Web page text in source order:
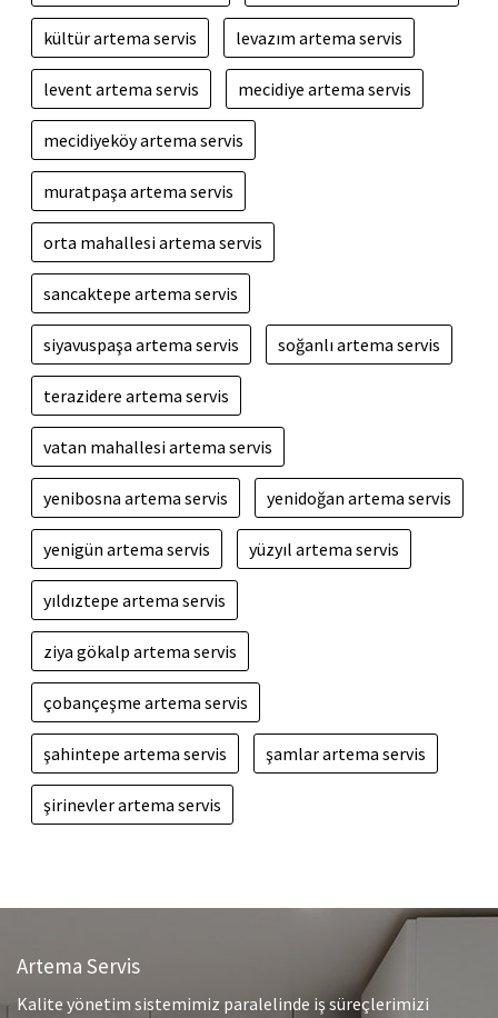
kültür artema servis levazım artema servis
levent artema servis mecidiye artema servis
mecidiyeköy artema servis
muratpaşa artema servis
orta mahallesi artema servis
sancaktepe artema servis
siyavuspaşa artema servis soğanlı artema servis
terazidere artema servis
vatan mahallesi artema servis
yenibosna artema servis yenidoğan artema servis
yenigün artema servis yüzyıl artema servis
yıldıztepe artema servis
ziya gökalp artema servis
çobançeşme artema servis
şahintepe artema servis şamlar artema servis
şirinevler artema servis
Artema Servis
Kalite yönetim sistemimiz paralelinde iş süreçlerimizi